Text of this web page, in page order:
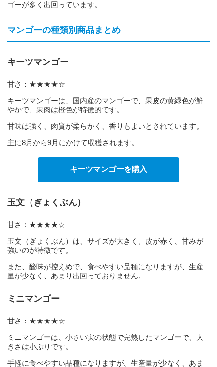
ゴーが多く出回っています。
マンゴーの種類別商品まとめ
キーツマンゴー
甘さ：★★★★☆
キーツマンゴーは、国内産のマンゴーで、果皮の黄緑色が鮮
やかで、果肉は橙色が特徴的です。
甘味は強く、肉質が柔らかく、香りもよいとされています。
主に8月から9月にかけて収穫されます。
キーツマンゴーを購入
玉文（ぎょくぶん）
甘さ：★★★★☆
玉文（ぎょくぶん）は、サイズが大きく、皮が赤く、甘みが
強いのが特徴です。
また、酸味が控えめで、食べやすい品種になりますが、生産
量が少なく、あまり出回っておりません。
ミニマンゴー
甘さ：★★★★☆
ミニマンゴーは、小さい実の状態で完熟したマンゴーで、大
きさは小ぶりです。
手軽に食べやすい品種になりますが、生産量が少なく、あま